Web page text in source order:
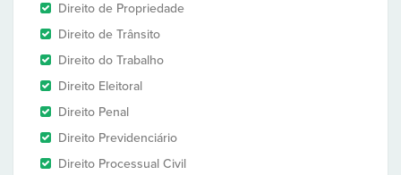
Direito de Propriedade
Direito de Trânsito
Direito do Trabalho
Direito Eleitoral
Direito Penal
Direito Previdenciário
Direito Processual Civil